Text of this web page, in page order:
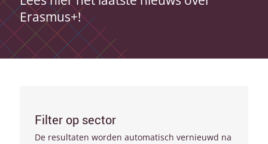
Erasmus+!
Filter op sector
De resultaten worden automatisch vernieuwd na